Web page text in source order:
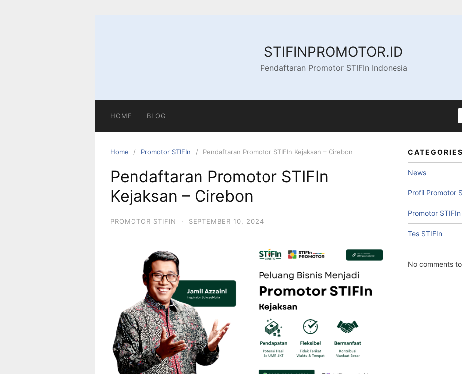
STIFINPROMOTOR.ID
Pendaftaran Promotor STIFIn Indonesia
HOME BLOG
Home Promotor STIFIn Pendaftaran Promotor STIFIn Kejaksan – Cirebon
Pendaftaran Promotor STIFIn
Kejaksan – Cirebon
PROMOTOR STIFIN · SEPTEMBER 10, 2024
CATEGORIES
News
Profil Promotor
Promotor STIFIn
Tes STIFIn
No comments